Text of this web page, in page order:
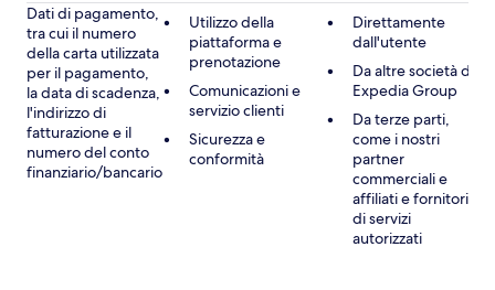
Dati di pagamento,
tra cui il numero
della carta utilizzata
per il pagamento,
la data di scadenza,
l'indirizzo di
fatturazione e il
numero del conto
finanziario/bancario
Utilizzo della
piattaforma e
prenotazione
Comunicazioni e
servizio clienti
Sicurezza e
conformità
Direttamente
dall'utente
Da altre società di
Expedia Group
Da terze parti,
come i nostri
partner
commerciali e
affiliati e fornitori
di servizi
autorizzati